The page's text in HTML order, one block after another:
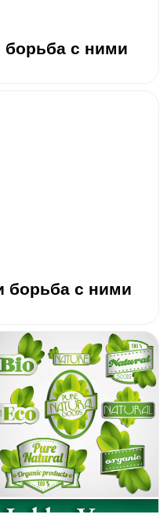
борьба с ними
борьба с ними